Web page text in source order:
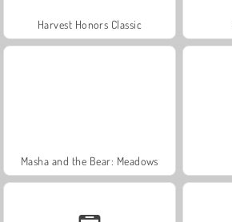
Harvest Honors Classic
Masha and the Bear: Meadows